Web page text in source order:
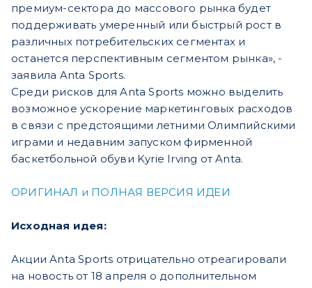
премиум-сектора до массового рынка будет
поддерживать умеренный или быстрый рост в
различных потребительских сегментах и
останется перспективным сегментом рынка», -
заявила Anta Sports.
Среди рисков для Anta Sports можно выделить
возможное ускорение маркетинговых расходов
в связи с предстоящими летними Олимпийскими
играми и недавним запуском фирменной
баскетбольной обуви Kyrie Irving от Anta.
ОРИГИНАЛ и ПОЛНАЯ ВЕРСИЯ ИДЕИ
Исходная идея:
Акции Anta Sports отрицательно отреагировали
на новость от 18 апреля о дополнительном